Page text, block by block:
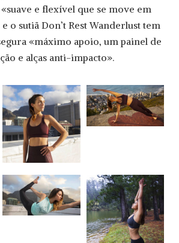
e flexível que se move em
o sutiã Don’t Rest Wanderlust tem
«máximo apoio, um painel de
e alças anti-impacto».